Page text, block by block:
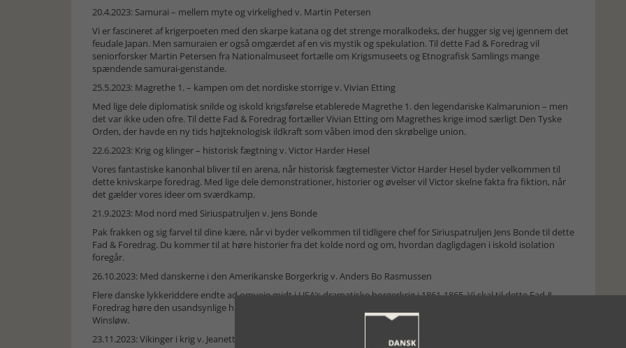
20.4.2023: Samurai – mellem myte og virkelighed v. Martin Petersen
Vi er fascineret af krigerpoeten med den skarpe katana og det strenge moralkodeks, der hugger sig vej igennem det
feudale Japan. Men samuraien er også omgærdet af en vis mystik og spekulation. Til dette Fad & Foredrag vil
seniorforsker Martin Petersen fra Nationalmuseet fortælle om Krigsmuseets og Etnografisk Samlings mange
spændende samurai-genstande.
25.5.2023: Magrethe 1. – kampen om det nordiske storrige v. Vivian Etting
Med lige dele diplomatisk snilde og iskold krigsførelse etablerede Magrethe 1. den legendariske Kalmarunion – men
det var ikke uden ofre. Til dette Fad & Foredrag fortæller Vivian Etting om Magrethes krige imod særligt Den Tyske
Orden, der havde en ny tids højteknologisk ildkraft som våben imod den skrøbelige union.
22.6.2023: Krig og klinger – historisk fægtning v. Victor Harder Hesel
Vores fantastiske kanonhal bliver til en arena, når historisk fægtemester Victor Harder Hesel byder velkommen til
dette knivskarpe foredrag. Med lige dele demonstrationer, historier og øvelser vil Victor skelne fakta fra fiktion, når
det gælder vores ideer om sværdkamp.
21.9.2023: Mod nord med Siriuspatruljen v. Jens Bonde
Pak frakken og sig farvel til dine kære, når vi byder velkommen til tidligere chef for Siriuspatruljen Jens Bonde til dette
Fad & Foredrag. Du kommer til at høre historier fra det kolde nord og om, hvordan dagligdagen i iskold isolation
foregår.
26.10.2023: Med danskerne i den Amerikanske Borgerkrig v. Anders Bo Rasmussen
Flere danske lykkeriddere endte ad omveje midt i USA’s dramatiske borgerkrig i 1861-1865. Vi skal til dette Fad &
Foredrag høre den usandsynlige historie om generalen Christian Christensen og hans gamblersvoger Ferdinand
Winsløw.
23.11.2023: Vikinger i krig v. Jeanette Varberg